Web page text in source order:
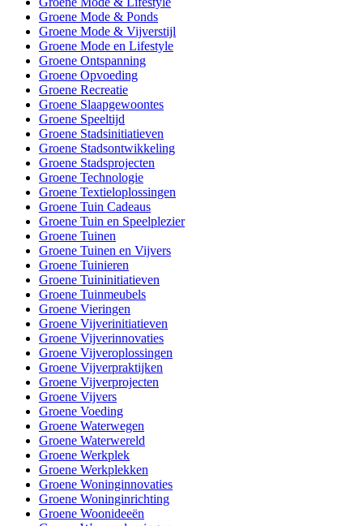
Groene Mode & Ponds
Groene Mode & Vijverstijl
Groene Mode en Lifestyle
Groene Ontspanning
Groene Opvoeding
Groene Recreatie
Groene Slaapgewoontes
Groene Speeltijd
Groene Stadsinitiatieven
Groene Stadsontwikkeling
Groene Stadsprojecten
Groene Technologie
Groene Textieloplossingen
Groene Tuin Cadeaus
Groene Tuin en Speelplezier
Groene Tuinen
Groene Tuinen en Vijvers
Groene Tuinieren
Groene Tuininitiatieven
Groene Tuinmeubels
Groene Vieringen
Groene Vijverinitiatieven
Groene Vijverinnovaties
Groene Vijveroplossingen
Groene Vijverpraktijken
Groene Vijverprojecten
Groene Vijvers
Groene Voeding
Groene Waterwegen
Groene Waterwereld
Groene Werkplek
Groene Werkplekken
Groene Woninginnovaties
Groene Woninginrichting
Groene Woonideeën